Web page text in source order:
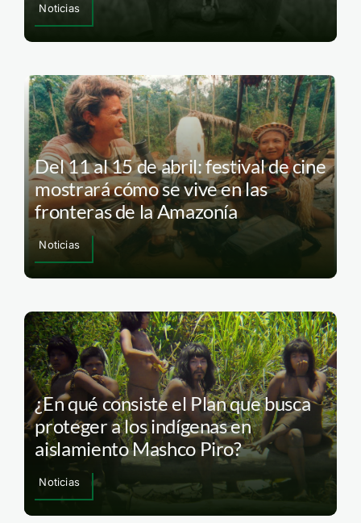
Noticias
Del 11 al 15 de abril: festival de cine
mostrará cómo se vive en las
fronteras de la Amazonía
Noticias
¿En qué consiste el Plan que busca
proteger a los indígenas en
aislamiento Mashco Piro?
Noticias